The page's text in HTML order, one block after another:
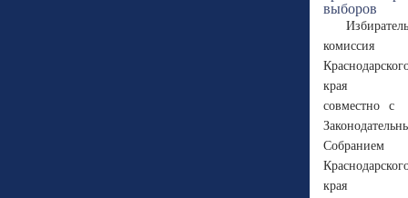
комиссия
края
совместно с
Собранием
края